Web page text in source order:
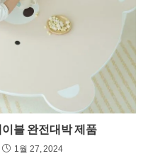
블 완전대박 제품
1월 27, 2024